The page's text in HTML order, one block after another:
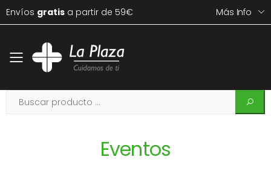
Envíos gratis a partir de 59€ Más Info
Toggle mobile menu
Eventos